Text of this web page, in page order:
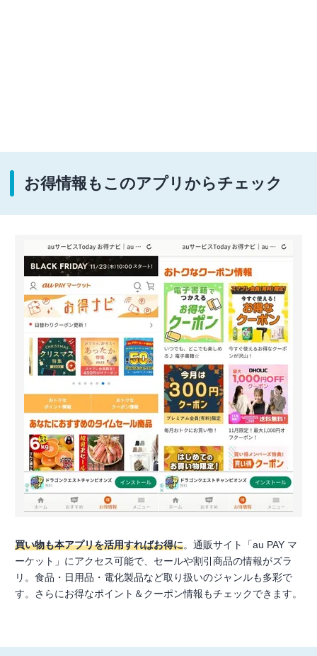
お得情報もこのアプリからチェック
買い物も本アプリを活用すればお得に。通販サイト「au PAY マ
ーケット」にアクセス可能で、セールや割引商品の情報がズラ
リ。食品・日用品・電化製品など取り扱いのジャンルも多彩で
す。さらにお得なポイント＆クーポン情報もチェックできます。